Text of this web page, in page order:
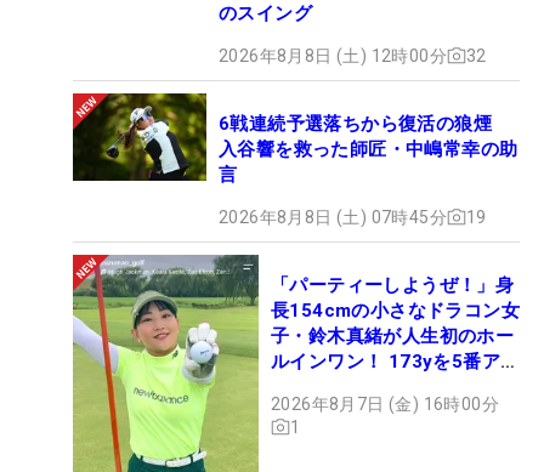
のスイング
2026年8月8日 (土) 12時00分 32
6戦連続予選落ちから復活の狼煙
入谷響を救った師匠・中嶋常幸の助
言
2026年8月8日 (土) 07時45分 19
「パーティーしようぜ！」身
長154cmの小さなドラコン女
子・鈴木真緒が人生初のホー
ルインワン！ 173yを5番アイ
2026年8月7日 (金) 16時00分
1